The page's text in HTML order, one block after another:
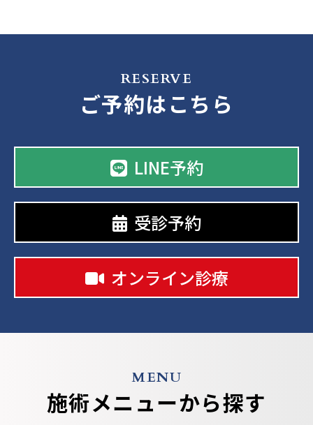
RESERVE
ご予約はこちら
LINE予約
受診予約
オンライン診療
MENU
施術メニューから探す